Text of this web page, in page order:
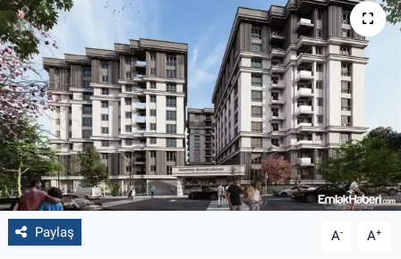
Paylaş A- A+